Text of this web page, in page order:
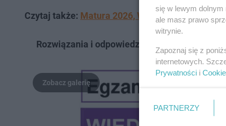
Czytaj także: Matura 2026, WOS: ODPOWIEDZI,
Rozwiązania i odpowiedzi do zadań z
się w lewym dolnym
ale masz prawo
witrynie.
Zapoznaj się z
internetowych.
Prywatności i
PARTNERZY